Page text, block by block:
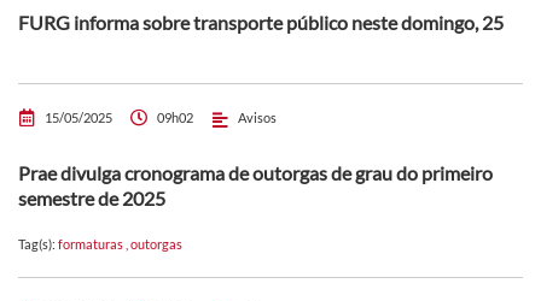
FURG informa sobre transporte público neste domingo, 25
15/05/2025 09h02 Avisos
Prae divulga cronograma de outorgas de grau do primeiro
semestre de 2025
Tag(s): formaturas outorgas